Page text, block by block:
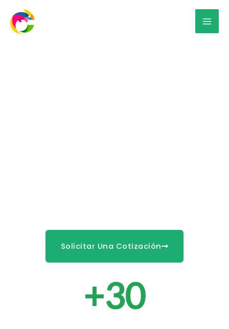
Solicitar Una Cotización
+30